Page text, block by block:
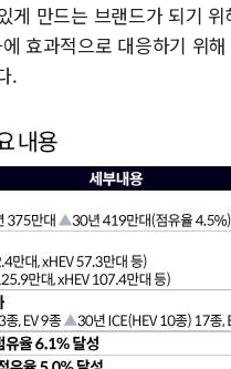
만드는 브랜드가 되기
효과적으로 대응하기 위
.